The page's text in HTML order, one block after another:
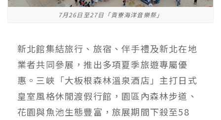
7月26日至27日「貢寮海洋音樂祭」
新北館集結旅行、旅宿、伴手禮及新北在地
業者共同參展，推出多項夏季旅遊專屬優
惠。三峽「大板根森林溫泉酒店」主打日式
皇室風格休閒渡假行館，園區內森林步道、
花園與魚池生態豐富，旅展期間下殺至58